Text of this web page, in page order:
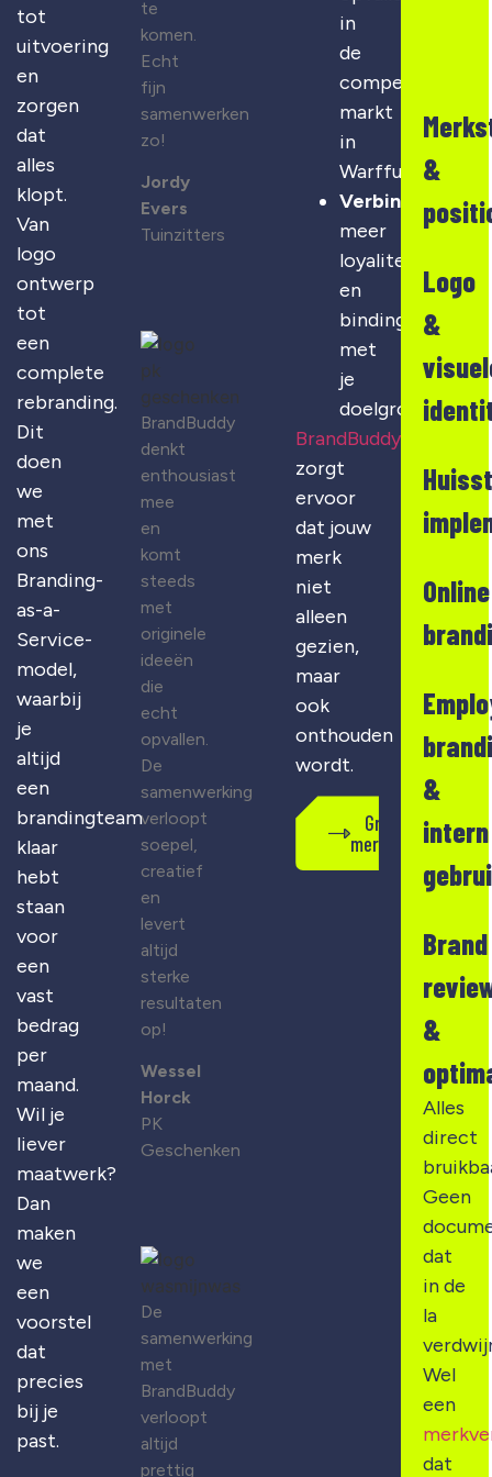
tot
uitvoering
en
zorgen
dat
alles
klopt.
Van
logo
ontwerp
tot
een
complete
rebranding.
Dit
doen
we
met
ons
Branding-
as-a-
Service-
model,
waarbij
je
altijd
een
brandingteam
klaar
hebt
staan
voor
een
vast
bedrag
per
maand.
Wil je
liever
maatwerk?
Dan
maken
we
een
voorstel
dat
precies
bij je
past.
te
komen.
Echt
fijn
samenwerken
zo!
Jordy
Evers
Tuinzitters
BrandBuddy
denkt
enthousiast
mee
en
komt
steeds
met
originele
ideeën
die
echt
opvallen.
De
samenwerking
verloopt
soepel,
creatief
en
levert
altijd
sterke
resultaten
op!
Wessel
Horck
PK
Geschenken
De
samenwerking
met
BrandBuddy
verloopt
altijd
prettig
in
de
competitieve
markt
in
Warffum
Verbinding
meer
loyaliteit
en
binding
met
je
doelgroep
BrandBuddy
zorgt
ervoor
dat jouw
merk
niet
alleen
gezien,
maar
ook
onthouden
wordt.
Gratis
merkscan
&
Logo
&
Online
&
intern
Brand
&
Alles
direct
Geen
dat
in de
la
Wel
een
dat